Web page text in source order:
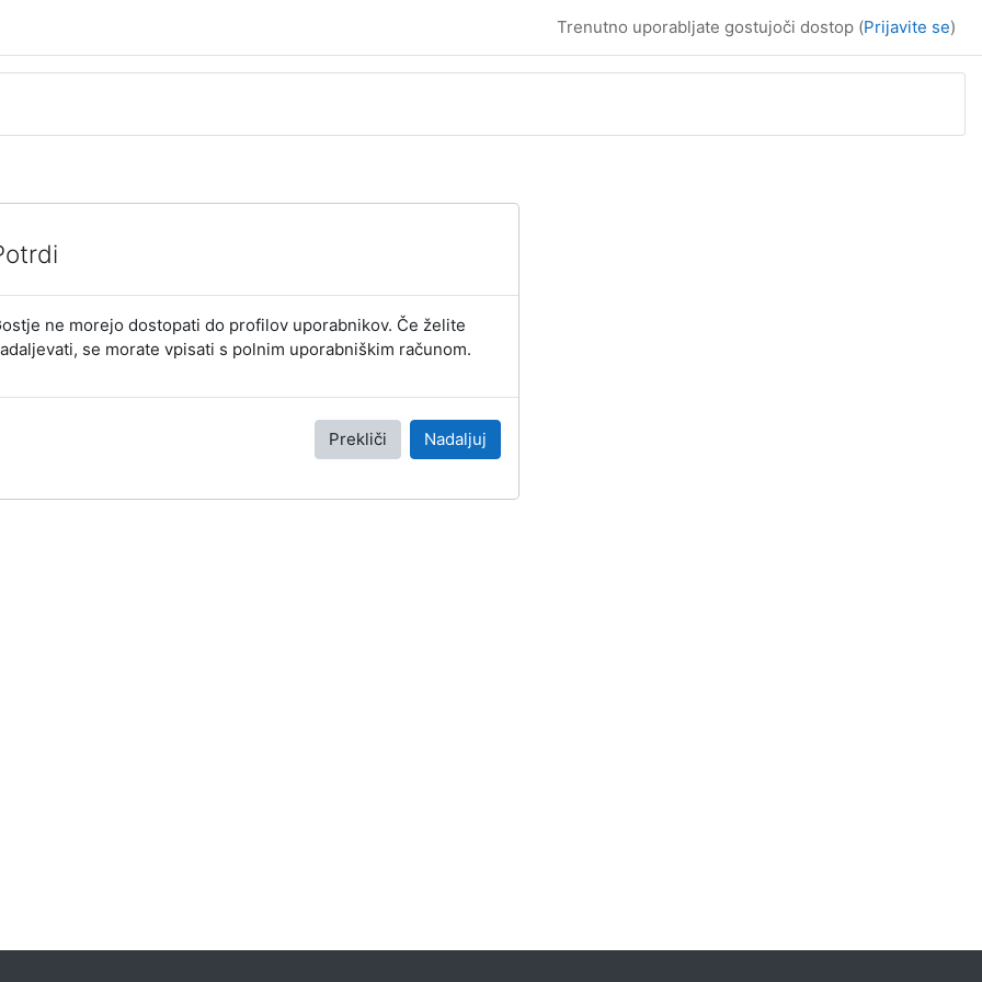
Trenutno uporabljate gostujoči dostop (Prijavite se)
ne morejo dostopati do profilov uporabnikov. Če želite
se morate vpisati s polnim uporabniškim računom.
Prekliči Nadaljuj